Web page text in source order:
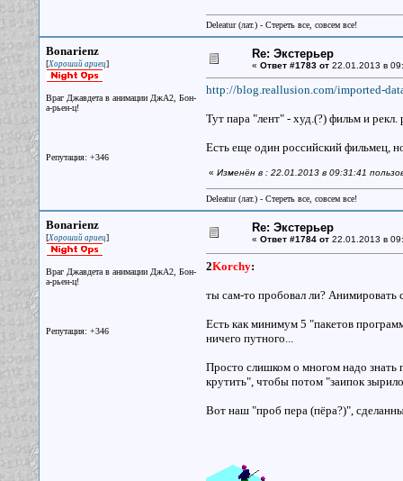
Deleatur (лат.) - Стереть все, совсем все!
Bonarienz
[Хороший ариец]
Враг Джавдета в анимации ДжА2, Бон-
а-рьен-ц!
Репутация: +346
Re: Экстерьер
« Ответ #1783 от22.01.2013 в
http://blog.reallusion.com/imported-
Тут пара "лент" - худ.(?) фильм и рекл.
Есть еще один российский фильмец,
« Изменён в : 22.01.2013 в 09:31:41
Deleatur (лат.) - Стереть все, совсем все!
Bonarienz
[Хороший ариец]
Враг Джавдета в анимации ДжА2, Бон-
а-рьен-ц!
Репутация: +346
Re: Экстерьер
« Ответ #1784 от22.01.2013 в
2Korchy:
ты сам-то пробовал ли? Анимировать
Есть как минимум 5 "пакетов
ничего путного...
Просто слишком о многом надо знать
крутить", чтобы потом "заипок
Вот наш "проб пера (пёра?)",